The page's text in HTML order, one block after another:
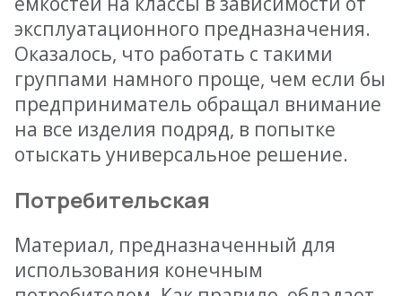
эксплуатационного предназначения.
Оказалось, что работать с такими
группами намного проще, чем если бы
предприниматель обращал внимание
на все изделия подряд, в попытке
отыскать универсальное решение.
Потребительская
Материал, предназначенный для
использования конечным